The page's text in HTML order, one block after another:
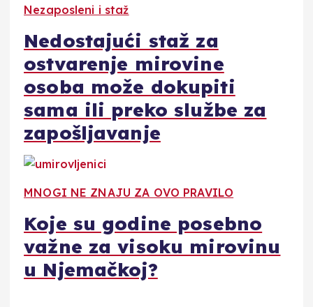
Nezaposleni i staž
Nedostajući staž za
ostvarenje mirovine
osoba može dokupiti
sama ili preko službe za
zapošljavanje
MNOGI NE ZNAJU ZA OVO PRAVILO
Koje su godine posebno
važne za visoku mirovinu
u Njemačkoj?